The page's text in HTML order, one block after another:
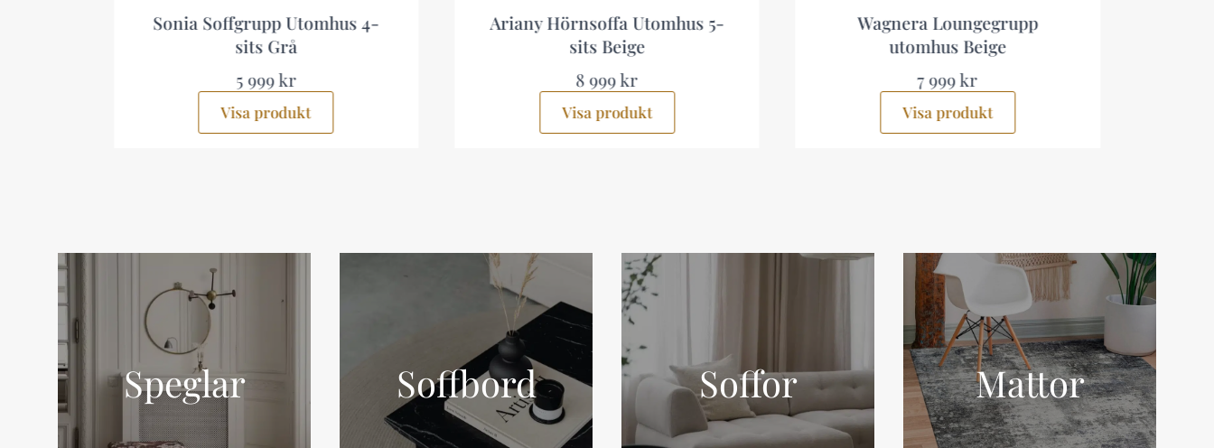
Sonia Soffgrupp Utomhus 4-
sits Grå
5 999 kr
Visa produkt
Ariany Hörnsoffa Utomhus 5-
sits Beige
8 999 kr
Visa produkt
Wagnera Loungegrupp
utomhus Beige
7 999 kr
Visa produkt
Speglar Soffbord Soffor Mattor